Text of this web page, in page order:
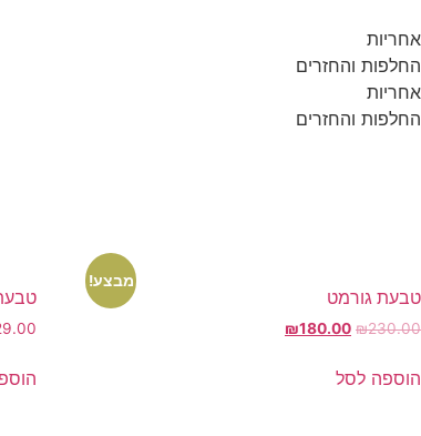
אחריות
החלפות והחזרים
אחריות
החלפות והחזרים
מבצע!
טבעת גורמט
₪230.00
המחיר
היה:
₪180.00
הוספה לסל